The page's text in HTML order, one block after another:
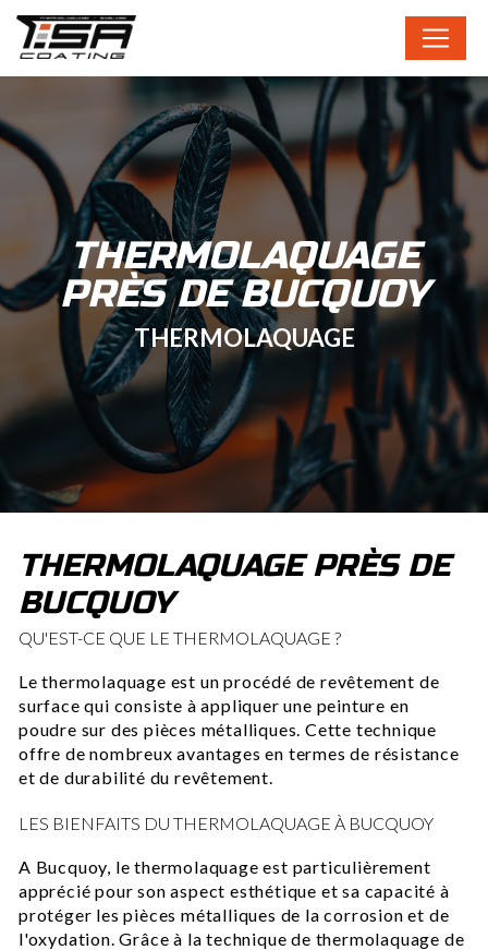
THERMOLAQUAGE
PRÈS DE BUCQUOY
THERMOLAQUAGE
THERMOLAQUAGE PRÈS DE
BUCQUOY
QU'EST-CE QUE LE THERMOLAQUAGE ?
Le thermolaquage est un procédé de revêtement de
surface qui consiste à appliquer une peinture en
poudre sur des pièces métalliques. Cette technique
offre de nombreux avantages en termes de résistance
et de durabilité du revêtement.
LES BIENFAITS DU THERMOLAQUAGE À BUCQUOY
A Bucquoy, le thermolaquage est particulièrement
apprécié pour son aspect esthétique et sa capacité à
protéger les pièces métalliques de la corrosion et de
l'oxydation. Grâce à la technique de thermolaquage de
Panneau de gestion des cookies